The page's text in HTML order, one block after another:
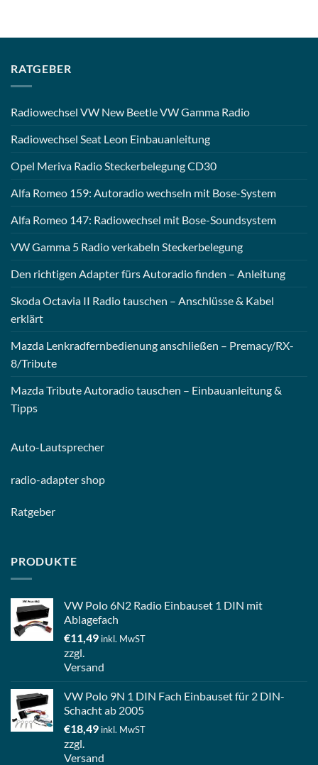
RATGEBER
Radiowechsel VW New Beetle VW Gamma Radio
Radiowechsel Seat Leon Einbauanleitung
Opel Meriva Radio Steckerbelegung CD30
Alfa Romeo 159: Autoradio wechseln mit Bose-System
Alfa Romeo 147: Radiowechsel mit Bose-Soundsystem
VW Gamma 5 Radio verkabeln Steckerbelegung
Den richtigen Adapter fürs Autoradio finden – Anleitung
Skoda Octavia II Radio tauschen – Anschlüsse & Kabel
erklärt
Mazda Lenkradfernbedienung anschließen – Premacy/RX-
8/Tribute
Mazda Tribute Autoradio tauschen – Einbauanleitung &
Tipps
Auto-Lautsprecher
radio-adapter shop
Ratgeber
PRODUKTE
VW Polo 6N2 Radio Einbauset 1 DIN mit
Ablagefach
€11,49 inkl. MwST
zzgl.
Versand
VW Polo 9N 1 DIN Fach Einbauset für 2 DIN-
Schacht ab 2005
€18,49 inkl. MwST
zzgl.
Versand